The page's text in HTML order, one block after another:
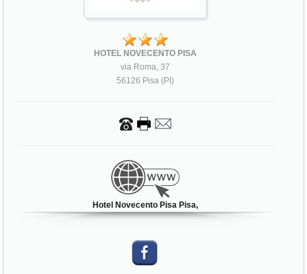
HOTEL NOVECENTO PISA
via Roma, 37
56126 Pisa (PI)
Hotel Novecento Pisa Pisa,